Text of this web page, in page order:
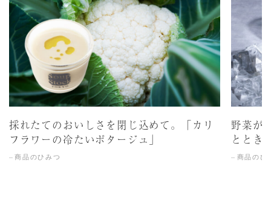
採れたてのおいしさを閉じ込めて。「カリ
フラワーの冷たいポタージュ」
商品のひみつ
野菜が
ととき
商品のひ